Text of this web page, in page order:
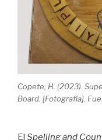
Copete, H. (2023).
Board. [Fotografía].
ElSpelling and